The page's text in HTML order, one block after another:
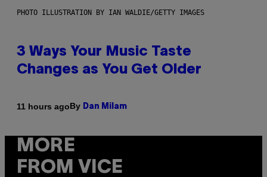
PHOTO ILLUSTRATION BY IAN WALDIE/GETTY IMAGES
3 Ways Your Music Taste
Changes as You Get Older
11 hours agoBy Dan Milam
MORE
FROM VICE